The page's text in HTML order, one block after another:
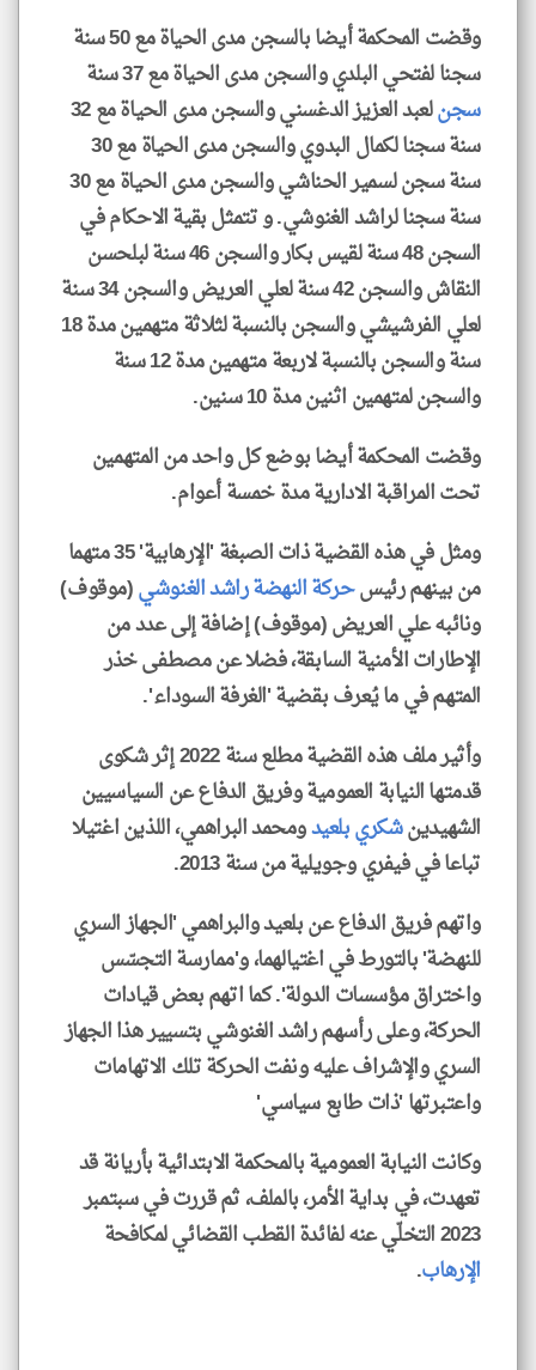
وقضت المحكمة أيضا بالسجن مدى الحياة مع 50 سنة
سجنا لفتحي البلدي والسجن مدى الحياة مع 37 سنة
سجن
لعبد العزيز الدغسني والسجن مدى الحياة مع 32
سنة سجنا لكمال البدوي والسجن مدى الحياة مع 30
سنة سجن لسمير الحناشي والسجن مدى الحياة مع 30
سنة سجنا لراشد الغنوشي. و تتمثل بقية الاحكام في
السجن 48 سنة لقيس بكار والسجن 46 سنة لبلحسن
النقاش والسجن 42 سنة لعلي العريض والسجن 34 سنة
لعلي الفرشيشي والسجن بالنسبة لثلاثة متهمين مدة 18
سنة والسجن بالنسبة لاربعة متهمين مدة 12 سنة
والسجن لمتهمين اثنين مدة 10 سنين.
وقضت المحكمة أيضا بوضع كل واحد من المتهمين
تحت المراقبة الادارية مدة خمسة أعوام.
ومثل في هذه القضية ذات الصبغة 'الإرهابية' 35 متهما
من بينهم رئيسحركة النهضةراشد الغنوشي(موقوف)
ونائبه علي العريض (موقوف) إضافة إلى عدد من
الإطارات الأمنية السابقة، فضلا عن مصطفى خذر
المتهم في ما يُعرف بقضية 'الغرفة السوداء'.
وأثير ملف هذه القضية مطلع سنة 2022 إثر شكوى
قدمتها النيابة العمومية وفريق الدفاع عن السياسيين
الشهيدينشكري بلعيدومحمد البراهمي، اللذين اغتيلا
تباعا في فيفري وجويلية من سنة 2013.
واتهم فريق الدفاع عن بلعيد والبراهمي 'الجهاز السري
للنهضة' بالتورط في اغتيالهما، و'ممارسة التجسّس
واختراق مؤسسات الدولة'. كما اتهم بعض قيادات
الحركة، وعلى رأسهم راشد الغنوشي بتسيير هذا الجهاز
السري والإشراف عليه ونفت الحركة تلك الاتهامات
واعتبرتها 'ذات طابع سياسي'
وكانت النيابة العمومية بالمحكمة الابتدائية بأريانة قد
تعهدت، في بداية الأمر، بالملف، ثم قررت في سبتمبر
2023 التخلّي عنه لفائدة القطب القضائي لمكافحة
الإرهاب.